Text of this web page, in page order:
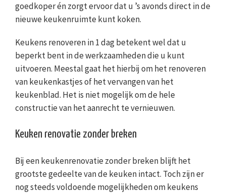
goedkoper én zorgt ervoor dat u ’s avonds direct in de
nieuwe keukenruimte kunt koken.
Keukens renoveren in 1 dag betekent wel dat u
beperkt bent in de werkzaamheden die u kunt
uitvoeren. Meestal gaat het hierbij om het renoveren
van keukenkastjes of het vervangen van het
keukenblad. Het is niet mogelijk om de hele
constructie van het aanrecht te vernieuwen.
Keuken renovatie zonder breken
Bij een keukenrenovatie zonder breken blijft het
grootste gedeelte van de keuken intact. Toch zijn er
nog steeds voldoende mogelijkheden om keukens